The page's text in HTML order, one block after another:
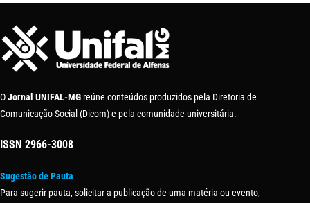
OJornal UNIFAL-MG reúne conteúdos produzidos pela Diretoria de
Comunicação Social (Dicom) e pela comunidade universitária.
ISSN 2966-3008
Sugestão de Pauta
Para sugerir pauta, solicitar a publicação de uma matéria ou evento,